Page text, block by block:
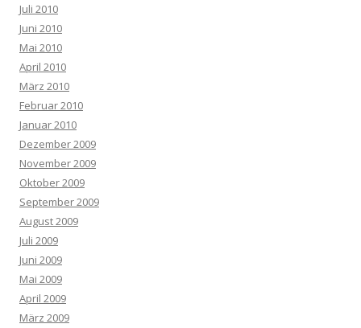
Juli 2010
Juni 2010
Mai 2010
April 2010
März 2010
Februar 2010
Januar 2010
Dezember 2009
November 2009
Oktober 2009
September 2009
August 2009
Juli 2009
Juni 2009
Mai 2009
April 2009
März 2009